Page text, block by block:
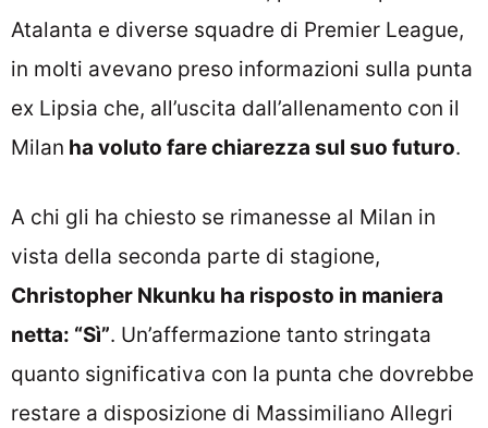
Atalanta e diverse squadre di Premier League,
in molti avevano preso informazioni sulla punta
ex Lipsia che, all’uscita dall’allenamento con il
Milan ha voluto fare chiarezza sul suo futuro.
A chi gli ha chiesto se rimanesse al Milan in
vista della seconda parte di stagione,
Christopher Nkunku ha risposto in maniera
netta: “Sì”. Un’affermazione tanto stringata
quanto significativa con la punta che dovrebbe
restare a disposizione di Massimiliano Allegri